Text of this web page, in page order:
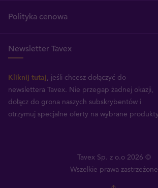
Polityka cenowa
Newsletter Tavex
Kliknij tutaj , jeśli chcesz dołączyć do
newslettera Tavex. Nie przegap żadnej okazji,
dołącz do grona naszych subskrybentów i
otrzymuj specjalne oferty na wybrane
Tavex Sp. z o.o 2026 ©
Wszelkie prawa zastrzeżone